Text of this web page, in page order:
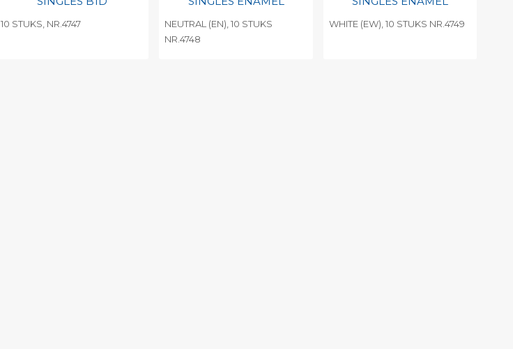
10 STUKS, NR.4747
NEUTRAL (EN), 10 STUKS
NR.4748
WHITE (EW), 10 STUKS NR.4749